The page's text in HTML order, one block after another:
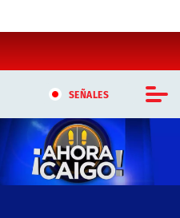
SEÑALES